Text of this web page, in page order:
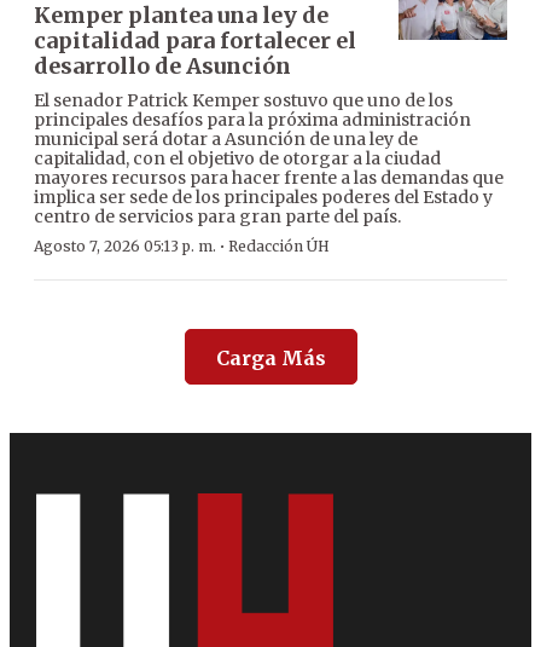
Kemper plantea una ley de
capitalidad para fortalecer el
desarrollo de Asunción
El senador Patrick Kemper sostuvo que uno de los
principales desafíos para la próxima administración
municipal será dotar a Asunción de una ley de
capitalidad, con el objetivo de otorgar a la ciudad
mayores recursos para hacer frente a las demandas que
implica ser sede de los principales poderes del Estado y
centro de servicios para gran parte del país.
Agosto 7, 2026 05:13 p. m. · Redacción ÚH
Carga Más